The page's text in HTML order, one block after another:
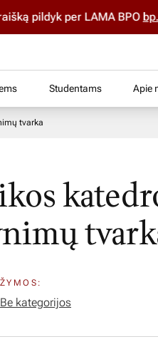
pildyk per LAMA BPO
Studentams Apie
tvarka
ŽYMOS:
Be kategorijos